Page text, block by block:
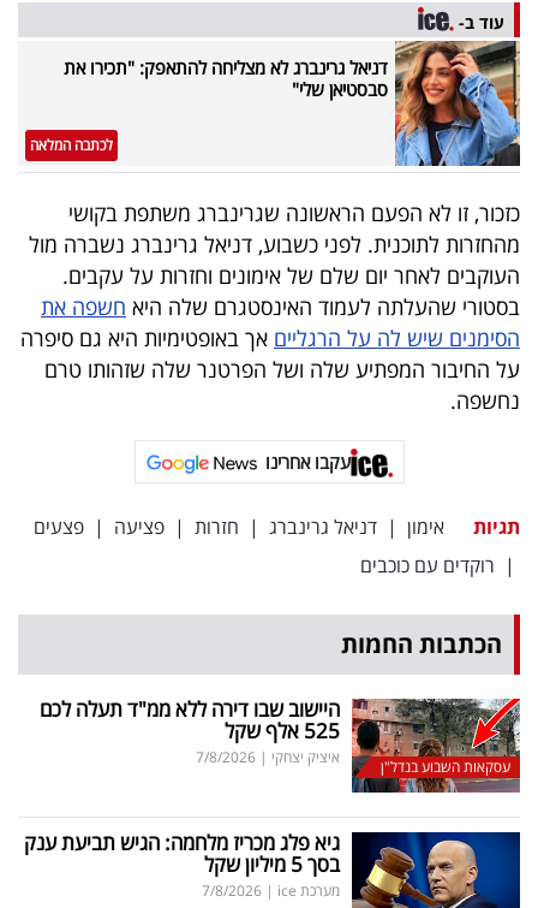
עוד ב-
דניאל גרינברג לא מצליחה להתאפק: "תכירו את
סבסטיאן שלי"
לכתבה המלאה
כזכור, זו לא הפעם הראשונה שגרינברג משתפת בקושי
מהחזרות לתוכנית. לפני כשבוע, דניאל גרינברג נשברה מול
העוקבים לאחר יום שלם של אימונים וחזרות על עקבים.
בסטורי שהעלתה לעמוד האינסטגרם שלה היא חשפה את
הסימנים שיש לה על הרגליים אך באופטימיות היא גם סיפרה
על החיבור המפתיע שלה ושל הפרטנר שלה שזהותו טרם
נחשפה.
עקבו אחרינו
תגיות אימון | דניאל גרינברג | חזרות | פציעה | פצעים
| רוקדים עם כוכבים
הכתבות החמות
עסקאות השבוע בנדל"ן
היישוב שבו דירה ללא ממ"ד תעלה לכם
525 אלף שקל
איציק יצחקי |
7/8/2026
גיא פלג מכריז מלחמה: הגיש תביעת ענק
בסך 5 מיליון שקל
מערכת ice |
7/8/2026